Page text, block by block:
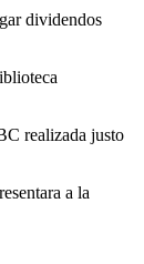
dividendos
realizada justo
a la